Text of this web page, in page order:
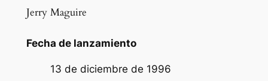
Jerry Maguire
Fecha de lanzamiento
13 de diciembre de 1996